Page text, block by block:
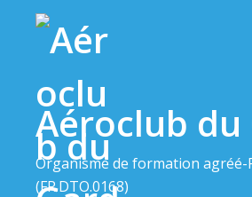
content
Aéroclub du
Organisme de formation agréé-
(FR.DTO.0168)